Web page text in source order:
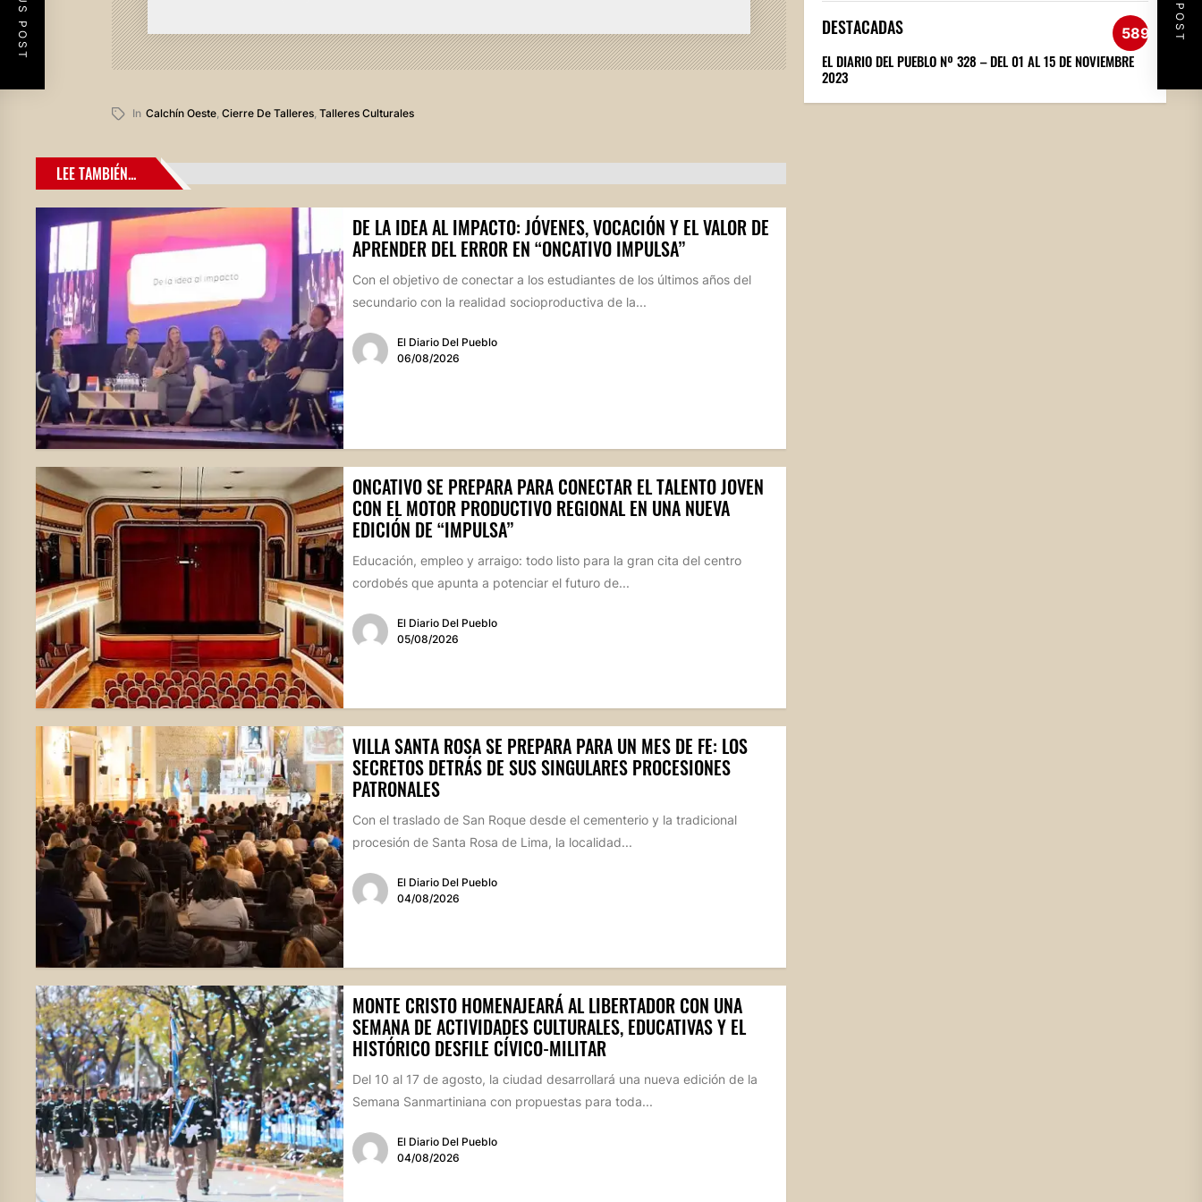
In Calchín Oeste, Cierre De Talleres, Talleres Culturales
LEE TAMBIÉN...
DE LA IDEA AL IMPACTO: JÓVENES, VOCACIÓN Y EL VALOR DE
APRENDER DEL ERROR EN “ONCATIVO IMPULSA”
Con el objetivo de conectar a los estudiantes de los últimos años del
secundario con la realidad socioproductiva de la...
El Diario Del Pueblo
06/08/2026
ONCATIVO SE PREPARA PARA CONECTAR EL TALENTO JOVEN
CON EL MOTOR PRODUCTIVO REGIONAL EN UNA NUEVA
EDICIÓN DE “IMPULSA”
Educación, empleo y arraigo: todo listo para la gran cita del centro
cordobés que apunta a potenciar el futuro de...
El Diario Del Pueblo
05/08/2026
VILLA SANTA ROSA SE PREPARA PARA UN MES DE FE: LOS
SECRETOS DETRÁS DE SUS SINGULARES PROCESIONES
PATRONALES
Con el traslado de San Roque desde el cementerio y la tradicional
procesión de Santa Rosa de Lima, la localidad...
El Diario Del Pueblo
04/08/2026
MONTE CRISTO HOMENAJEARÁ AL LIBERTADOR CON UNA
SEMANA DE ACTIVIDADES CULTURALES, EDUCATIVAS Y EL
HISTÓRICO DESFILE CÍVICO-MILITAR
Del 10 al 17 de agosto, la ciudad desarrollará una nueva edición de la
Semana Sanmartiniana con propuestas para toda...
El Diario Del Pueblo
04/08/2026
DESTACADAS 589
EL DIARIO DEL PUEBLO Nº 328 – DEL 01 AL 15 DE NOVIEMBRE
2023